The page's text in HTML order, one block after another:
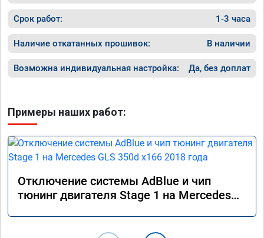
Срок работ: 1-3 часа
Наличие откатанных прошивок: В наличии
Возможна индивидуальная настройка: Да, без доплат
Примеры наших работ:
Отключение системы AdBlue и чип
тюнинг двигателя Stage 1 на Mercedes